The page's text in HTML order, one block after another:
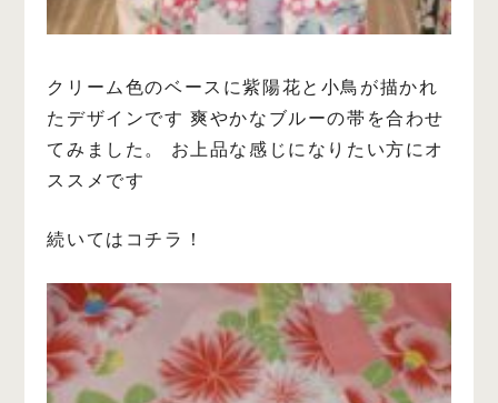
クリーム色のベースに紫陽花と小鳥が描かれ
たデザインです 爽やかなブルーの帯を合わせ
てみました。
お上品な感じになりたい方にオ
ススメです
続いてはコチラ！